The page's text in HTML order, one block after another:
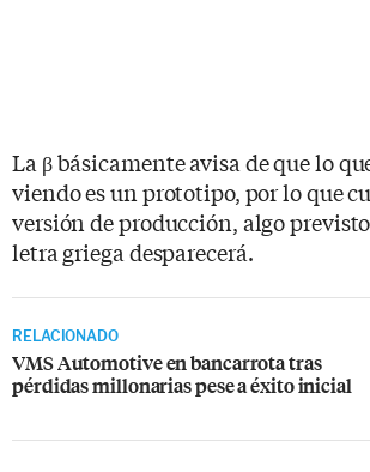
La β básicamente avisa de que lo
viendo es un prototipo, por lo que
versión de producción, algo
letra griega desparecerá.
RELACIONADO
VMS Automotive en bancarrota tras
pérdidas millonarias pese a éxito inicial